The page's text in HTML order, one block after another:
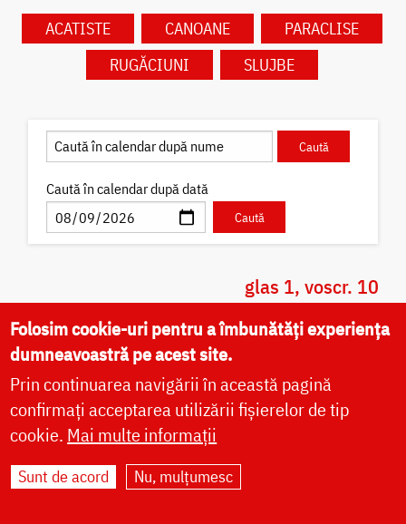
ACATISTE CANOANE
PARACLISE
RUGĂCIUNI
SLUJBE
Caută în calendar după dată
glas 1, voscr. 10
Sfântul Apostol Matia
Sfântul Matia a fost unul din cei 70 de ucenici, iar
mai apoi a fost numărat cu cei 12 Sfinți Apostoli , în
locul lui Iuda, care căzuse.
Folosim cookie-uri pentru a îmbunătăți experiența
dumneavoastră pe acest site.
Prin continuarea navigării în această pagină
confirmați acceptarea utilizării fișierelor de tip
cookie. Mai multe informații
Sunt de acord Nu, mulțumesc